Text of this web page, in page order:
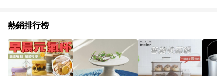
熱銷排行榜